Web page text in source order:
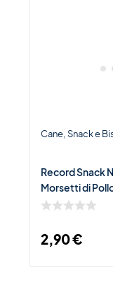
Cane Snack e
Record Snack
Morsetti di
Premio
2,90€